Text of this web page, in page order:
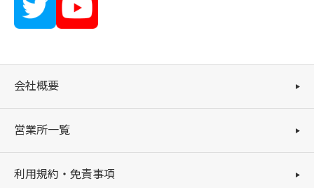
会社概要
営業所一覧
利用規約・免責事項